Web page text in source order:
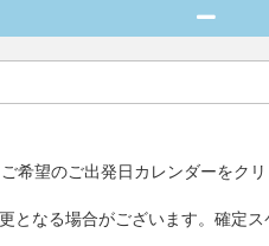
望のご出発日カレンダーをク
となる場合がございます。確定